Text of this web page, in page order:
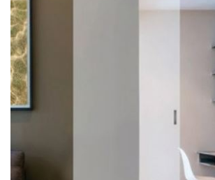
Balamale usi armonice
Usi pe toc
Set toc usa sticla
Set profil toc usa sticla
Profil toc usa sticla
Feronerie toc usa sticla
sticla
Set broasca + balama usa sticla